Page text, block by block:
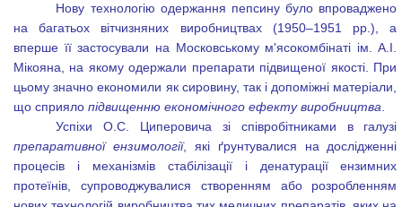
Нову технологію одержання пепсину було впроваджено
на багатьох вітчизняних виробництвах (1950–1951 рр.), а
вперше її застосували на Московському м'ясокомбінаті ім. А.І.
Мікояна, на якому одержали препарати підвищеної якості. При
цьому значно економили як сировину, так і допоміжні матеріали,
що сприяло підвищенню економічного ефекту виробництва.
Успіхи О.С. Циперовича зі співробітниками в галузі
препаративної ензимології, які ґрунтувалися на дослідженні
процесів і механізмів стабілізації і денатурації ензимних
протеїнів, супроводжувалися створенням або розробленням